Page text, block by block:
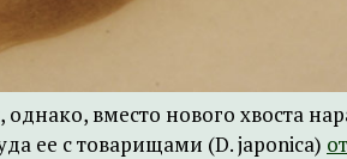
однако, вместо нового хвоста
ее с товарищами (D. japonica)